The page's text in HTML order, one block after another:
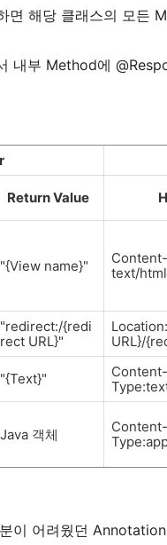
면 해당 클래스의 모든
내부 Method에
Return Value
"{View name}"
text/html
"redirect:/{redi
rect URL}"
URL}/
"{Text}"
Content-
Java 객체
Content-
이 어려웠던 Annotation